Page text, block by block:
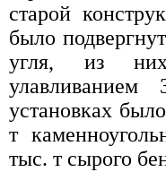
старой
было
угля, из
установках
т
тыс. т сырого